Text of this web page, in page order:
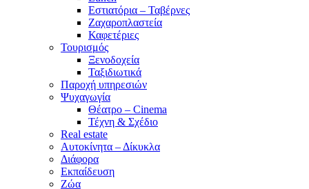
Εστιατόρια – Ταβέρνες
Ζαχαροπλαστεία
Καφετέριες
Τουρισμός
Ξενοδοχεία
Ταξιδιωτικά
Παροχή υπηρεσιών
Ψυχαγωγία
Θέατρο – Cinema
Τέχνη & Σχέδιο
Real estate
Αυτοκίνητα – Δίκυκλα
Διάφορα
Εκπαίδευση
Ζώα